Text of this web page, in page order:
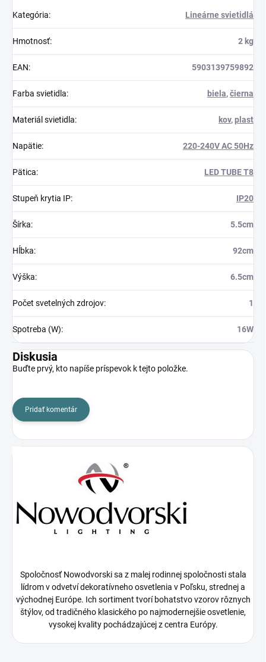
Kategória: Lineárne svietidlá
Hmotnosť: 2 kg
EAN: 5903139759892
Farba svietidla: biela,čierna
Materiál svietidla: kov,plast
Napätie: 220-240V AC 50Hz
Pätica: LED TUBE T8
Stupeň krytia IP: IP20
Šírka: 5.5cm
Hĺbka: 92cm
Výška: 6.5cm
Počet svetelných zdrojov: 1
Spotreba (W): 16W
Diskusia
Buďte prvý, kto napíše príspevok k tejto položke.
Pridať komentár
Spoločnosť Nowodvorski sa z malej rodinnej spoločnosti stala
lídrom v odvetví dekoratívneho osvetlenia v Poľsku, strednej a
východnej Európe. Ich sortiment tvorí bohatstvo vzorov rôznych
štýlov, od tradičného klasického po najmodernejšie osvetlenie,
vysokej kvality pochádzajúcej z centra Európy.